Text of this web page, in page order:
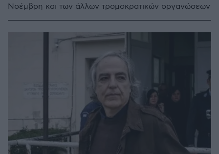
Νοέμβρη και των άλλων τρομοκρατικών οργανώσεων